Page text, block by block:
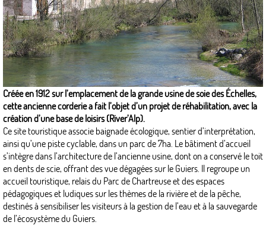
Créée en 1912 sur l’emplacement de la grande usine de soie des Échelles,
cette ancienne corderie a fait l’objet d’un projet de réhabilitation, avec la
création d’une base de loisirs (River’Alp).
Ce site touristique associe baignade écologique, sentier d’interprétation,
ainsi qu’une piste cyclable, dans un parc de 7ha. Le bâtiment d’accueil
s’intègre dans l’architecture de l’ancienne usine, dont on a conservé le toit
en dents de scie, offrant des vue dégagées sur le Guiers. Il regroupe un
accueil touristique, relais du Parc de Chartreuse et des espaces
pédagogiques et ludiques sur les thèmes de la rivière et de la pêche,
destinés à sensibiliser les visiteurs à la gestion de l’eau et à la sauvegarde
de l’écosystème du Guiers.